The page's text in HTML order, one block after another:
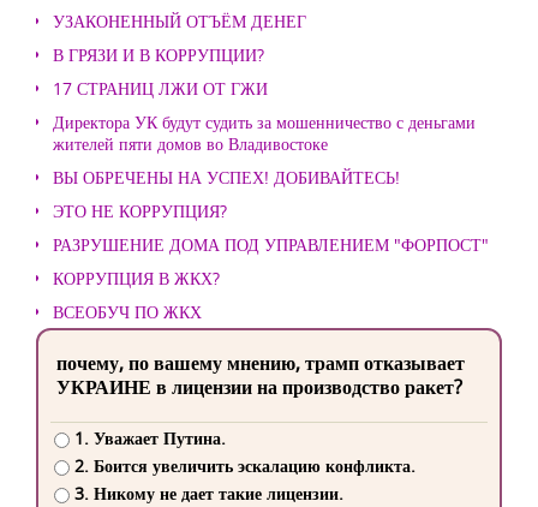
УЗАКОНЕННЫЙ ОТЪЁМ ДЕНЕГ
В ГРЯЗИ И В КОРРУПЦИИ?
17 СТРАНИЦ ЛЖИ ОТ ГЖИ
Директора УК будут судить за мошенничество с деньгами
жителей пяти домов во Владивостоке
ВЫ ОБРЕЧЕНЫ НА УСПЕХ! ДОБИВАЙТЕСЬ!
ЭТО НЕ КОРРУПЦИЯ?
РАЗРУШЕНИЕ ДОМА ПОД УПРАВЛЕНИЕМ "ФОРПОСТ"
КОРРУПЦИЯ В ЖКХ?
ВСЕОБУЧ ПО ЖКХ
почему, по вашему мнению, трамп отказывает
УКРАИНЕ в лицензии на производство ракет?
1. Уважает Путина.
2. Боится увеличить эскалацию конфликта.
3. Никому не дает такие лицензии.